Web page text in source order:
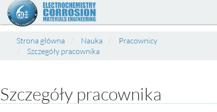
Strona główna Nauka
Pracownicy
Szczegóły pracownika
Szczegóły pracownika